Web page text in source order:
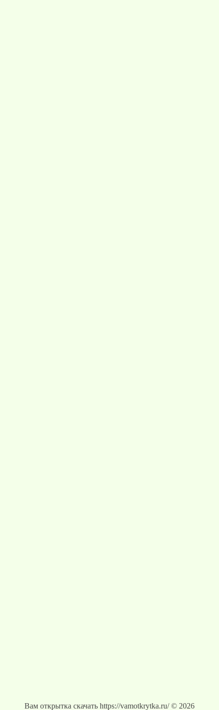
Вам открытка скачать https://vamotkrytka.ru/ © 2026